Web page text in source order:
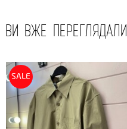
ВИ ВЖЕ ПЕРЕГЛЯДАЛИ
SALE